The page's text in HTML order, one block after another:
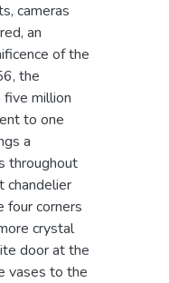
cameras
an
of the
the
million
to one
a
throughout
chandelier
four corners
crystal
door at the
vases to the